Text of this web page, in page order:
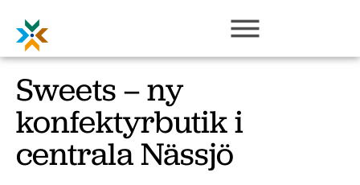
Sweets – ny
konfektyrbutik i
centrala Nässjö